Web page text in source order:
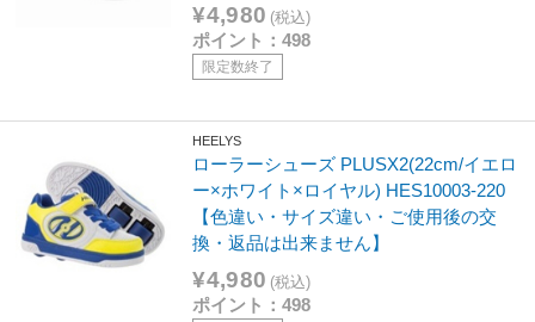
¥4,980 (税込)
ポイント：498
限定数終了
HEELYS
ローラーシューズ PLUSX2(22cm/イエロ
ー×ホワイト×ロイヤル) HES10003-220
【色違い・サイズ違い・ご使用後の交
換・返品は出来ません】
¥4,980 (税込)
ポイント：498